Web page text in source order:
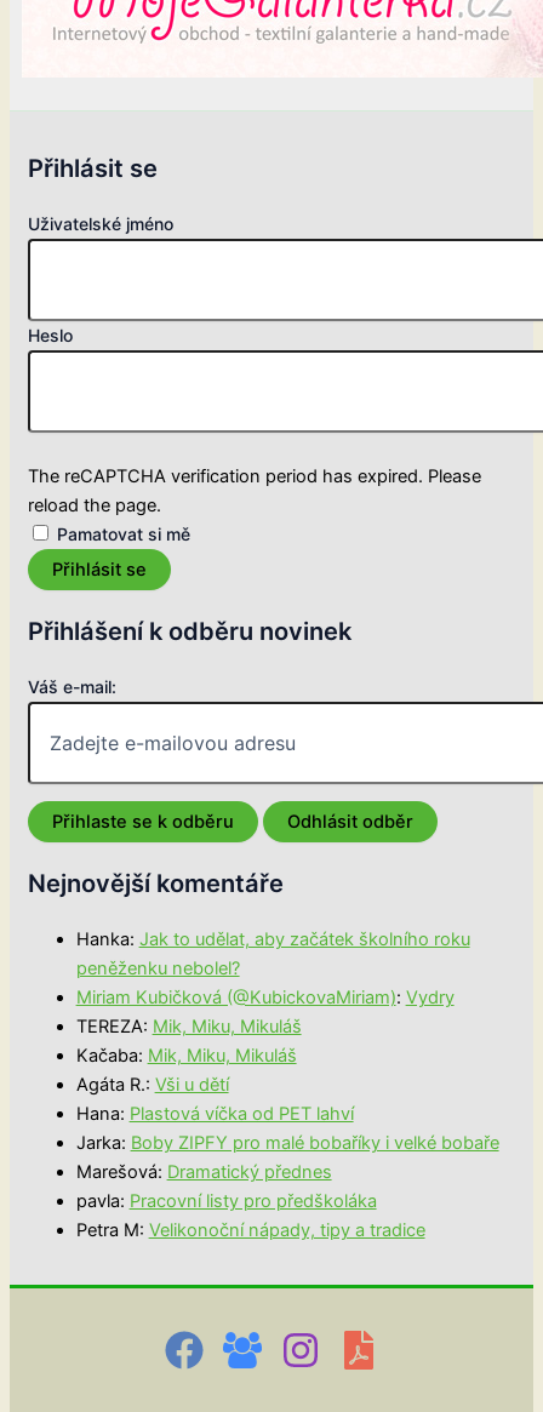
Přihlásit se
Uživatelské jméno
Heslo
The reCAPTCHA verification period has expired. Please
reload the page.
Pamatovat si mě
Přihlásit se
Přihlášení k odběru novinek
Váš e-mail:
Nejnovější komentáře
Hanka: Jak to udělat, aby začátek školního roku
peněženku nebolel?
Miriam Kubičková (@KubickovaMiriam): Vydry
TEREZA: Mik, Miku, Mikuláš
Kačaba: Mik, Miku, Mikuláš
Agáta R.: Vši u dětí
Hana: Plastová víčka od PET lahví
Jarka: Boby ZIPFY pro malé bobaříky i velké bobaře
Marešová: Dramatický přednes
pavla: Pracovní listy pro předškoláka
Petra M: Velikonoční nápady, tipy a tradice